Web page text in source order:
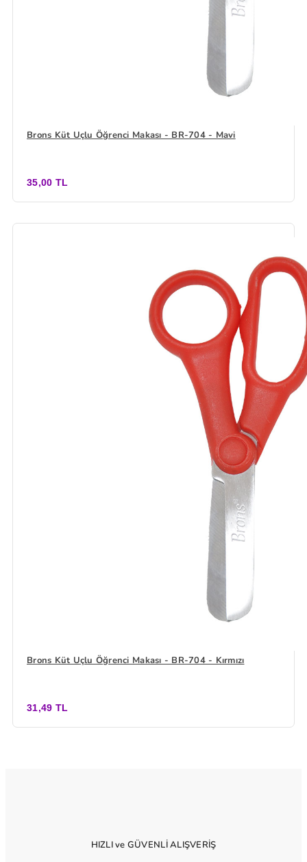
Brons Küt Uçlu Öğrenci Makası - BR-704 - Mavi
35,00 TL
Brons Küt Uçlu Öğrenci Makası - BR-704 - Kırmızı
31,49 TL
HIZLI ve GÜVENLİ ALIŞVERİŞ